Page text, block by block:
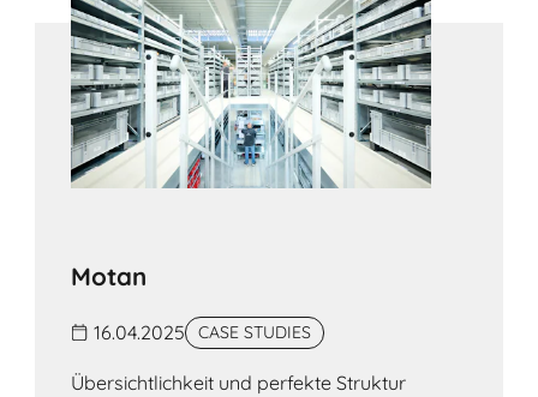
von Haltbarkeitsdaten, besonders in
Lebensmittel- und Pharmaindustrie.
Motan
16.04.2025 CASE STUDIES
Übersichtlichkeit und perfekte Struktur